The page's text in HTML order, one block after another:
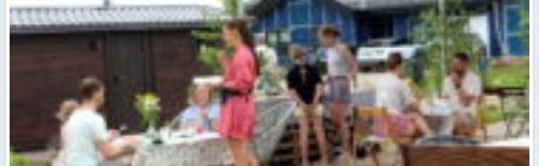
Valmieras novadā aizvadītas jau sestās Mājas kafejnīcu dienas